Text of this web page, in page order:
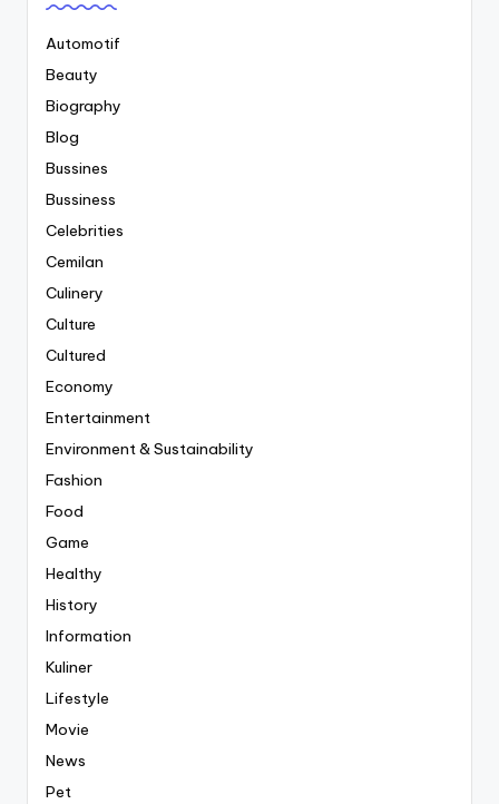
Automotif
Beauty
Biography
Blog
Bussines
Bussiness
Celebrities
Cemilan
Culinery
Culture
Cultured
Economy
Entertainment
Environment & Sustainability
Fashion
Food
Game
Healthy
History
Information
Kuliner
Lifestyle
Movie
News
Pet